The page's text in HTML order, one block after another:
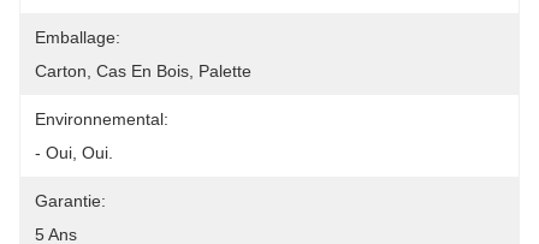
Emballage:
Carton, Cas En Bois, Palette
Environnemental:
- Oui, Oui.
Garantie:
5 Ans